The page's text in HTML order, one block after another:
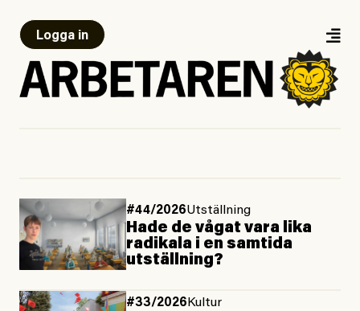
Logga in
#44/2026Utställning
Hade de vågat vara lika
radikala i en samtida
utställning?
#33/2026 Kultur